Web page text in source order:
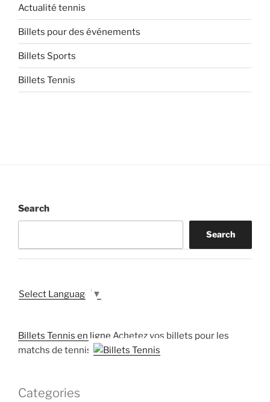
Actualité tennis
Billets pour des événements
Billets Sports
Billets Tennis
Search
Search
Select Language ▼
Billets Tennis en ligne Achetez vos billets pour les
matchs de tennis
Categories